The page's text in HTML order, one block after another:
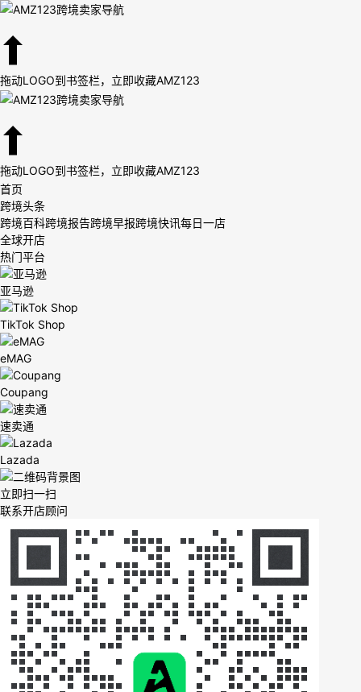
拖动LOGO到书签栏，立即收藏AMZ123
拖动LOGO到书签栏，立即收藏AMZ123
首页
跨境头条
跨境百科跨境报告跨境早报跨境快讯每日一店
全球开店
热门平台
亚马逊
TikTok Shop
eMAG
Coupang
速卖通
Lazada
立即扫一扫
联系开店顾问